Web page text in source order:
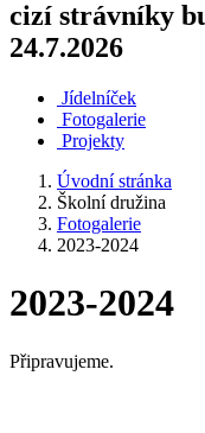
cizí strávníky
24.7.2026
Jídelníček
Fotogalerie
Projekty
Úvodní stránka
Školní družina
Fotogalerie
2023-2024
2023-2024
Připravujeme.